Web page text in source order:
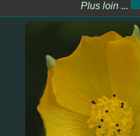
Plus loin ...